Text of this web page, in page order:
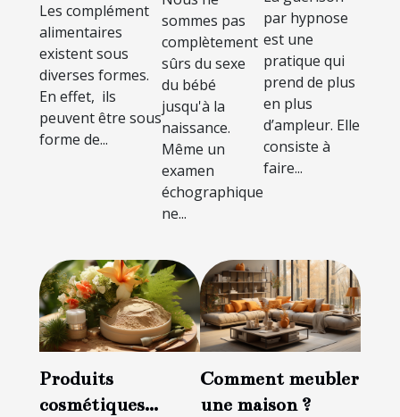
?
Les complément
alimentaires
existent sous
diverses formes.
En effet, ils
peuvent être sous
forme de...
bébé ?
sommes pas
complètement
sûrs du sexe
du bébé
jusqu'à la
naissance.
Même un
examen
échographique
ne...
par hypnose
est une
pratique qui
prend de plus
en plus
d’ampleur. Elle
consiste à
faire...
Produits
cosmétiques
Comment meubler
une maison ?